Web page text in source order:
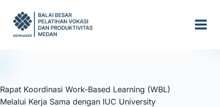
k
o
Rapat Koordinasi Work-Based Learning (WBL)
Melalui Kerja Sama dengan IUC University